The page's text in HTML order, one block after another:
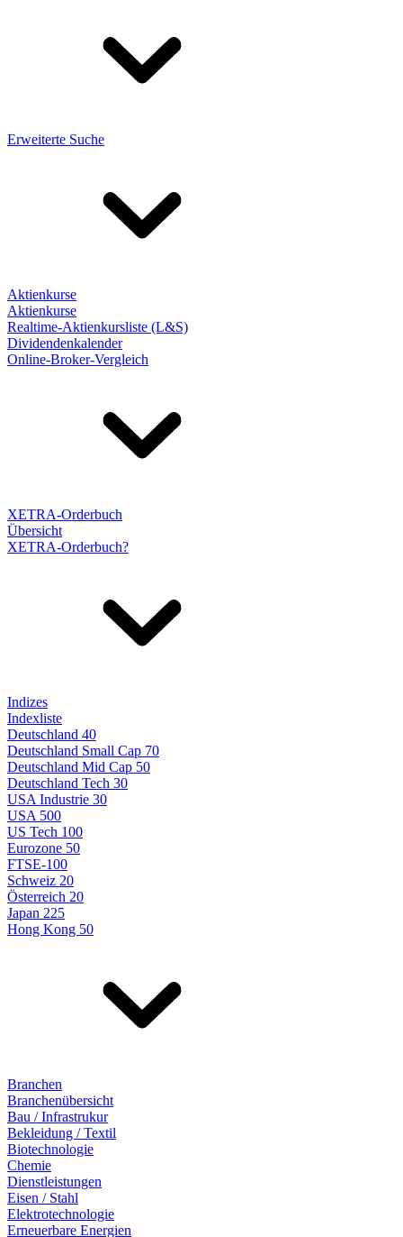
Erweiterte Suche
Aktienkurse
Aktienkurse
Realtime-Aktienkursliste (L&S)
Dividendenkalender
Online-Broker-Vergleich
XETRA-Orderbuch
Übersicht
XETRA-Orderbuch?
Indizes
Indexliste
Deutschland 40
Deutschland Small Cap 70
Deutschland Mid Cap 50
Deutschland Tech 30
USA Industrie 30
USA 500
US Tech 100
Eurozone 50
FTSE-100
Schweiz 20
Österreich 20
Japan 225
Hong Kong 50
Branchen
Branchenübersicht
Bau / Infrastrukur
Bekleidung / Textil
Biotechnologie
Chemie
Dienstleistungen
Eisen / Stahl
Elektrotechnologie
Erneuerbare Energien